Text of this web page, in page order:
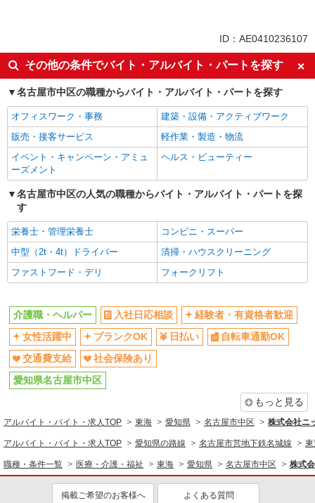
社会保険あり
ID：AE0410236107
その他の条件でバイト・アルバイト・パートを探す
名古屋市中区の職種からバイト・アルバイト・パートを探す
オフィスワーク・事務
建築・設備・アクティブワーク
販売・接客サービス
軽作業・製造・物流
イベント・キャンペーン・アミュ
ーズメント
ヘルス・ビューティー
名古屋市中区の人気の職種からバイト・アルバイト・パートを探
す
栄養士・管理栄養士
コンビニ・スーパー
中型（2t・4t）ドライバー
清掃・ハウスクリーニング
ファストフード・デリ
フォークリフト
介護職・ヘルパー 入社日応相談
経験者・有資格者歓迎
女性活躍中
ブランクOK 日払い
自転車通勤OK
交通費支給
社会保険あり
愛知県名古屋市中区
もっと見る
アルバイト・バイト・求人TOP 東海 愛知県 名古屋市中区 株式会社ニ
アルバイト・バイト・求人TOP 愛知県の路線 名古屋市営地下鉄名城線
職種・条件一覧 医療・介護・福祉 東海 愛知県 名古屋市中区 株式
掲載ご希望のお客様へ よくある質問